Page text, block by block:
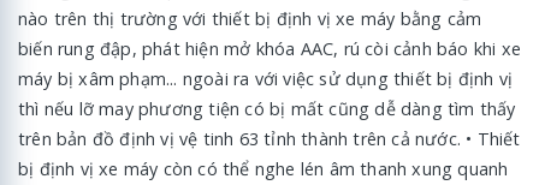
nào trên thị trường với thiết bị định vị xe máy bằng cảm
biến rung đập, phát hiện mở khóa AAC, rú còi cảnh báo khi xe
máy bị xâm phạm... ngoài ra với việc sử dụng thiết bị định vị
thì nếu lỡ may phương tiện có bị mất cũng dễ dàng tìm thấy
trên bản đồ định vị vệ tinh 63 tỉnh thành trên cả nước. • Thiết
bị định vị xe máy còn có thể nghe lén âm thanh xung quanh